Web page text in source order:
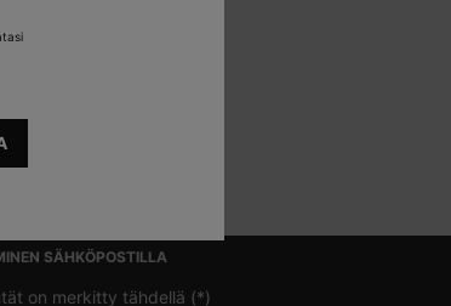
SÄHKÖPOSTILLA
on merkitty tähdellä (*)